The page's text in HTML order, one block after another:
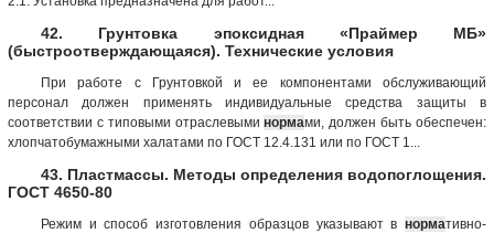
42. Грунтовка эпоксидная «Праймер МБ»
(быстроотверждающаяся). Технические условия
При работе с Грунтовкой и ее компонентами обслуживающий
персонал должен применять индивидуальные средства защиты в
соответствии с типовыми отраслевыминормами, должен быть обеспечен:
хлопчатобумажными халатами по ГОСТ 12.4.131 или по ГОСТ 1...
43. Пластмассы. Методы определения водопоглощения.
ГОСТ 4650-80
Режим и способ изготовления образцов указывают в нормативно-